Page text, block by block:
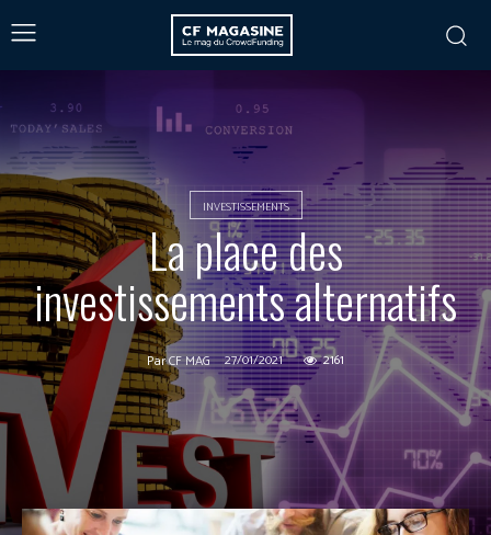
INVESTISSEMENTS
La place des
investissements alternatifs
ParCF MAG 27/01/2021 2161